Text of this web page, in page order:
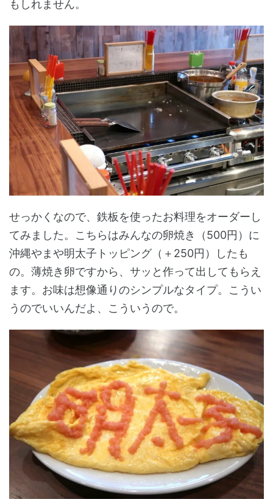
もしれません。
せっかくなので、鉄板を使ったお料理をオーダーし
てみました。こちらはみんなの卵焼き（500円）に
沖縄やまや明太子トッピング（＋250円）したも
の。薄焼き卵ですから、サッと作って出してもらえ
ます。お味は想像通りのシンプルなタイプ。こうい
うのでいいんだよ、こういうので。